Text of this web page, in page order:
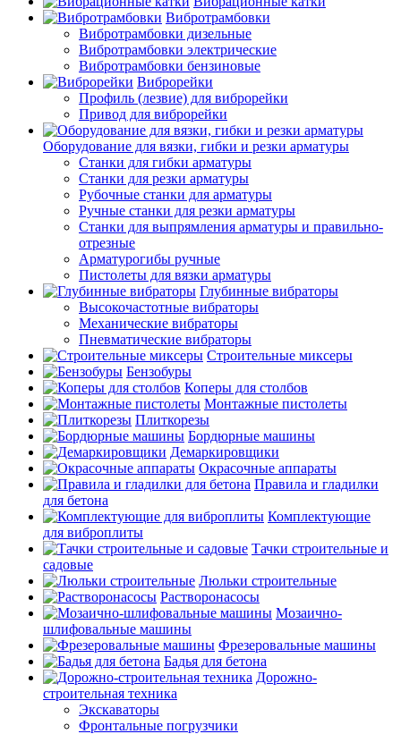
Вибротрамбовки
Вибротрамбовки дизельные
Вибротрамбовки электрические
Вибротрамбовки бензиновые
Виброрейки
Профиль (лезвие) для виброрейки
Привод для виброрейки
Оборудование для вязки, гибки и резки арматуры
Станки для гибки арматуры
Станки для резки арматуры
Рубочные станки для арматуры
Ручные станки для резки арматуры
Станки для выпрямления арматуры и правильно-
отрезные
Арматурогибы ручные
Пистолеты для вязки арматуры
Глубинные вибраторы
Высокочастотные вибраторы
Механические вибраторы
Пневматические вибраторы
Строительные миксеры
Бензобуры
Коперы для столбов
Монтажные пистолеты
Плиткорезы
Бордюрные машины
Демаркировщики
Окрасочные аппараты
Правила и гладилки
для бетона
Комплектующие
для виброплиты
Тачки строительные и
садовые
Люльки строительные
Растворонасосы
Мозаично-
шлифовальные машины
Фрезеровальные машины
Бадья для бетона
Дорожно-
строительная техника
Экскаваторы
Фронтальные погрузчики